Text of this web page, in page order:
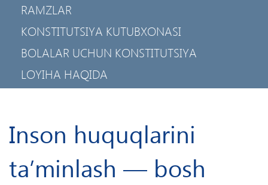
RAMZLAR
KONSTITUTSIYA KUTUBXONASI
BOLALAR UCHUN KONSTITUTSIYA
LOYIHA HAQIDA
Inson huquqlarini
ta’minlash — bosh